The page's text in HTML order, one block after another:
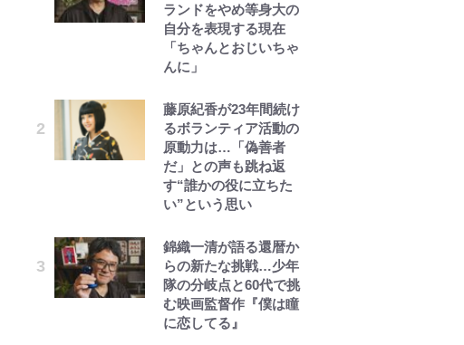
ランドをやめ等身大の
自分を表現する現在
「ちゃんとおじいちゃ
んに」
藤原紀香が23年間続け
るボランティア活動の
原動力は…「偽善者
だ」との声も跳ね返
す“誰かの役に立ちた
い”という思い
錦織一清が語る還暦か
らの新たな挑戦…少年
隊の分岐点と60代で挑
む映画監督作『僕は瞳
に恋してる』